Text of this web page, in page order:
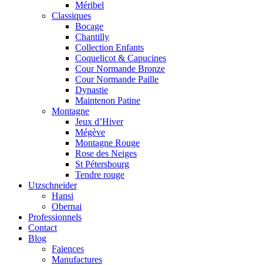
Méribel
Classiques
Bocage
Chantilly
Collection Enfants
Coquelicot & Capucines
Cour Normande Bronze
Cour Normande Paille
Dynastie
Maintenon Patine
Montagne
Jeux d’Hiver
Mégève
Montagne Rouge
Rose des Neiges
St Pétersbourg
Tendre rouge
Utzschneider
Hansi
Obernai
Professionnels
Contact
Blog
Faïences
Manufactures